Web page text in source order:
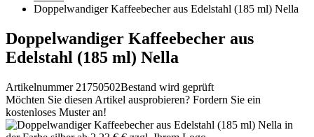
Doppelwandiger Kaffeebecher aus Edelstahl (185 ml) Nella
Doppelwandiger Kaffeebecher aus
Edelstahl (185 ml) Nella
Artikelnummer 21750502Bestand wird geprüft
Möchten Sie diesen Artikel ausprobieren? Fordern Sie ein
kostenloses Muster an!